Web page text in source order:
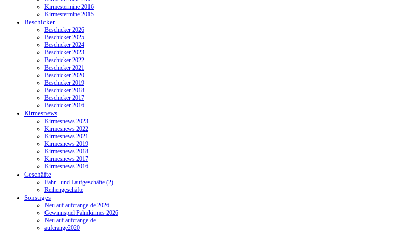
Kirmestermine 2016
Kirmestermine 2015
Beschicker
Beschicker 2026
Beschicker 2025
Beschicker 2024
Beschicker 2023
Beschicker 2022
Beschicker 2021
Beschicker 2020
Beschicker 2019
Beschicker 2018
Beschicker 2017
Beschicker 2016
Kirmesnews
Kirmesnews 2023
Kirmesnews 2022
Kirmesnews 2021
Kirmesnews 2019
Kirmesnews 2018
Kirmesnews 2017
Kirmesnews 2016
Geschäfte
Fahr - und Laufgeschäfte (2)
Reihengeschäfte
Sonstiges
Neu auf aufcrange.de 2026
Gewinnspiel Palmkirmes 2026
Neu auf aufcrange.de
aufcrange2020